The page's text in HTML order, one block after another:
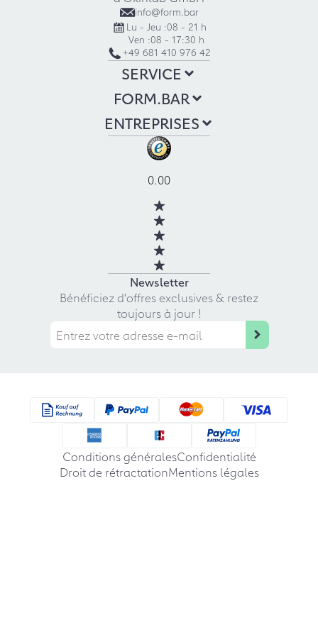
info@form.bar
Lu - Jeu :08 - 21 h
Ven :08 - 17:30 h
+49 681 410 976 42
SERVICE
FORM.BAR
ENTREPRISES
0.00
Newsletter
Bénéficiez d'offres exclusives & restez
toujours à jour !
Conditions généralesConfidentialité
Droit de rétractationMentions légales